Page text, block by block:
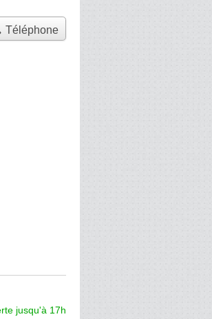
Téléphone
jusqu'à 17h